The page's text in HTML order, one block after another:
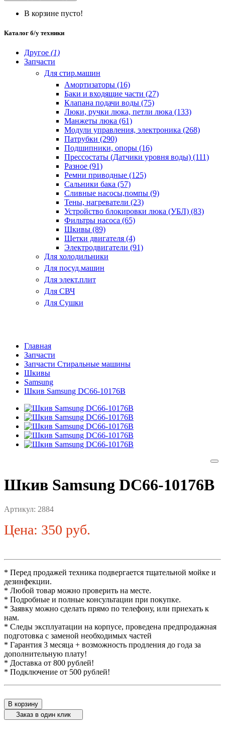
В корзине пусто!
Каталог б/у техники
Другое (1)
Запчасти
Для стир.машин
Амортизаторы (16)
Баки и входящие части (27)
Клапана подачи воды (75)
Люки, ручки люка, петли люка (133)
Манжеты люка (61)
Модули управления, электроника (268)
Патрубки (290)
Подшипники, опоры (16)
Прессостаты (Датчики уровня воды) (111)
Разное (91)
Ремни приводные (125)
Сальники бака (57)
Сливные насосы,помпы (9)
Тены, нагреватели (23)
Устройство блокировки люка (УБЛ) (83)
Фильтры насоса (65)
Шкивы (89)
Щетки двигателя (4)
Электродвигатели (91)
Для холодильники
Для посуд.машин
Для элект.плит
Для СВЧ
Для Сушки
Главная
Запчасти
Запчасти Стиральные машины
Шкивы
Samsung
Шкив Samsung DC66-10176B
Шкив Samsung DC66-10176B
Артикул: 2884
Цена: 350 руб.
* Перед продажей техника подвергается тщательной мойке и
дезинфекции.
* Любой товар можно проверить на месте.
* Подробные и полные консультации при покупке.
* Заявку можно сделать прямо по телефону, или приехать к
нам.
* Следы эксплуатации на корпусе, проведена предпродажная
подготовка с заменой необходимых частей
* Гарантия 3 месяца + возможность продления до года за
дополнительную плату!
* Доставка от 800 рублей!
* Подключение от 500 рублей!
В корзину
Заказ в один клик